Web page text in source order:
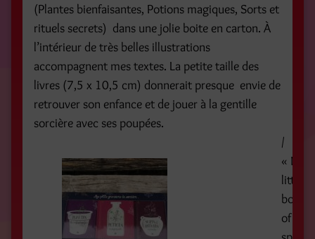
(Plantes bienfaisantes, Potions magiques, Sorts et
rituels secrets) dans une jolie boite en carton. À
l’intérieur de très belles illustrations
accompagnent mes textes. La petite taille des
livres (7,5 x 10,5 cm) donnerait presque envie de
retrouver son enfance et de jouer à la gentille
sorcière avec ses poupées.
/
« My
little
books
of